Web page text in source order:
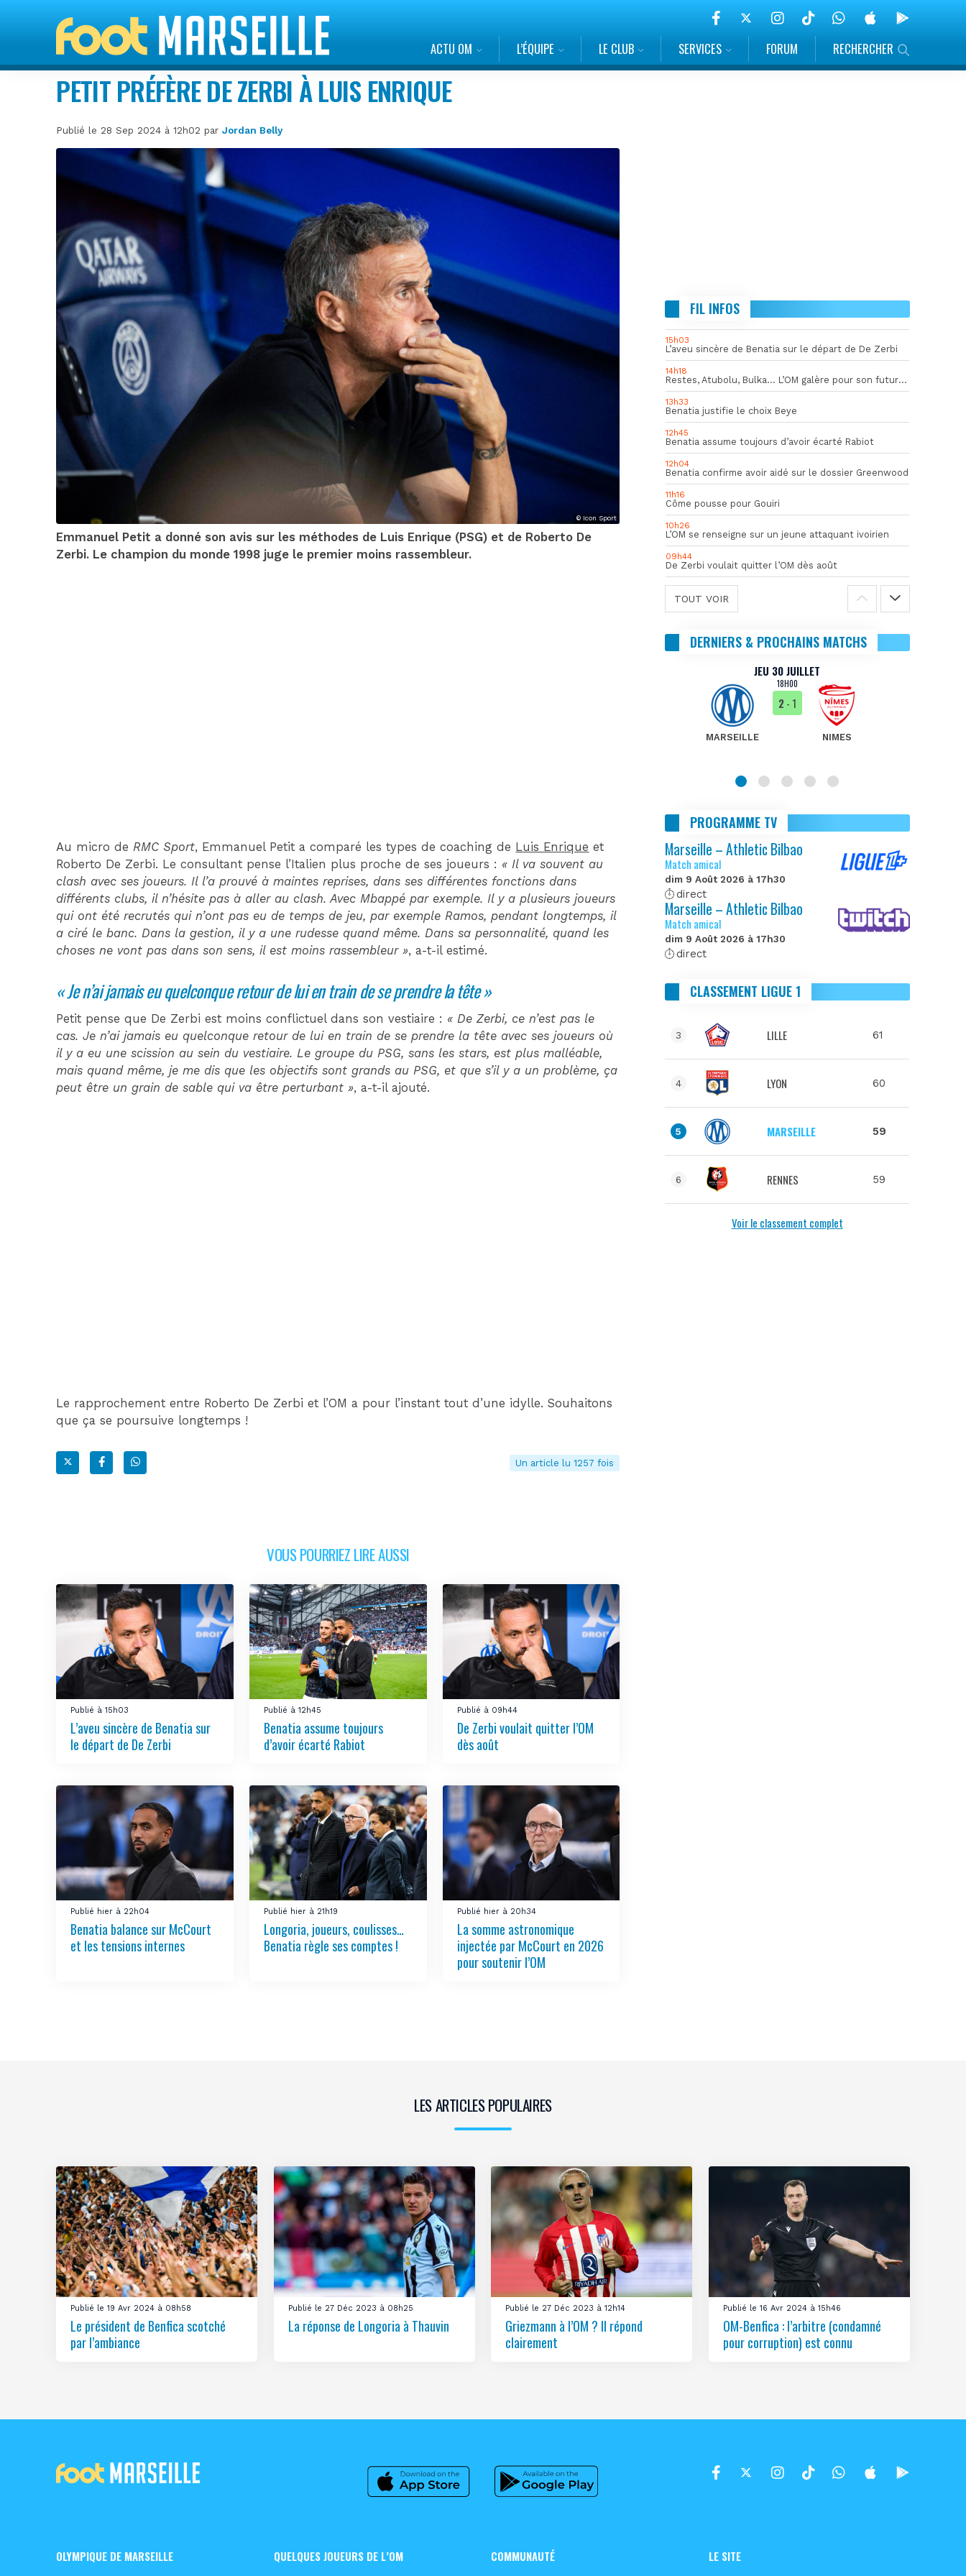
ACTU OM L’ÉQUIPE LE CLUB SERVICES FORUM RECHERCHER
PETIT PRÉFÈRE DE ZERBI À LUIS ENRIQUE
Publié le 28 Sep 2024 à 12h02 parJordan Belly
© Icon Sport
Emmanuel Petit a donné son avis sur les méthodes de Luis Enrique (PSG) et de Roberto De
Zerbi. Le champion du monde 1998 juge le premier moins rassembleur.
Au micro de RMC Sport, Emmanuel Petit a comparé les types de coaching de Luis Enrique et
Roberto De Zerbi. Le consultant pense l’Italien plus proche de ses joueurs : « Il va souvent au
clash avec ses joueurs. Il l’a prouvé à maintes reprises, dans ses différentes fonctions dans
différents clubs, il n’hésite pas à aller au clash. Avec Mbappé par exemple. Il y a plusieurs joueurs
qui ont été recrutés qui n’ont pas eu de temps de jeu, par exemple Ramos, pendant longtemps, il
a ciré le banc. Dans la gestion, il y a une rudesse quand même. Dans sa personnalité, quand les
choses ne vont pas dans son sens, il est moins rassembleur », a-t-il estimé.
« Je n’ai jamais eu quelconque retour de lui en train de se prendre la tête »
Petit pense que De Zerbi est moins conflictuel dans son vestiaire : « De Zerbi, ce n’est pas le
cas. Je n’ai jamais eu quelconque retour de lui en train de se prendre la tête avec ses joueurs où
il y a eu une scission au sein du vestiaire. Le groupe du PSG, sans les stars, est plus malléable,
mais quand même, je me dis que les objectifs sont grands au PSG, et que s’il y a un problème, ça
peut être un grain de sable qui va être perturbant », a-t-il ajouté.
Le rapprochement entre Roberto De Zerbi et l’OM a pour l’instant tout d’une idylle. Souhaitons
que ça se poursuive longtemps !
Un article lu 1257 fois
VOUS POURRIEZ LIRE AUSSI
Publié à 15h03
L’aveu sincère de Benatia sur
le départ de De Zerbi
Publié à 12h45
Benatia assume toujours
d’avoir écarté Rabiot
Publié à 09h44
De Zerbi voulait quitter l’OM
dès août
Publié hier à 22h04
Benatia balance sur McCourt
et les tensions internes
Publié hier à 21h19
Longoria, joueurs, coulisses…
Benatia règle ses comptes !
Publié hier à 20h34
La somme astronomique
injectée par McCourt en 2026
pour soutenir l’OM
FIL INFOS
15h03
L’aveu sincère de Benatia sur le départ de De Zerbi
14h18
Restes, Atubolu, Bulka… L’OM galère pour son futur gardien numéro 1
13h33
Benatia justifie le choix Beye
12h45
Benatia assume toujours d’avoir écarté Rabiot
12h04
Benatia confirme avoir aidé sur le dossier Greenwood
11h16
Côme pousse pour Gouiri
10h26
L’OM se renseigne sur un jeune attaquant ivoirien
09h44
De Zerbi voulait quitter l’OM dès août
TOUT VOIR
DERNIERS & PROCHAINS MATCHS
JEU 30 JUILLET
18H00
MARSEILLE
2- 1
NIMES
PROGRAMME TV
Marseille – Athletic Bilbao
Match amical
dim 9 Août 2026 à 17h30
direct
Marseille – Athletic Bilbao
Match amical
dim 9 Août 2026 à 17h30
direct
CLASSEMENT LIGUE 1
3 LILLE 61
4 LYON 60
5 MARSEILLE 59
6 RENNES 59
Voir le classement complet
LES ARTICLES POPULAIRES
Publié le 19 Avr 2024 à 08h58
Le président de Benfica scotché
par l’ambiance
Publié le 27 Déc 2023 à 08h25
La réponse de Longoria à Thauvin
Publié le 27 Déc 2023 à 12h14
Griezmann à l’OM ? Il répond
clairement
Publié le 16 Avr 2024 à 15h46
OM-Benfica : l’arbitre (condamné
pour corruption) est connu
OLYMPIQUE DE MARSEILLE QUELQUES JOUEURS DE L’OM COMMUNAUTÉ LE SITE